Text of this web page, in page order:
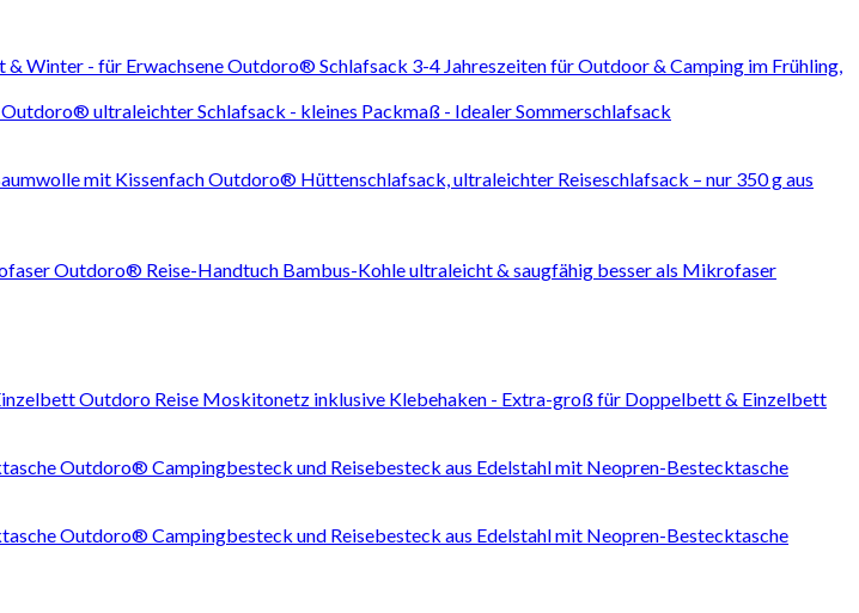
Outdoro® Schlafsack 3-4 Jahreszeiten für Outdoor & Camping im Frühling,
Outdoro® ultraleichter Schlafsack - kleines Packmaß - Idealer Sommerschlafsack
Outdoro® Hüttenschlafsack, ultraleichter Reiseschlafsack – nur 350 g aus
Outdoro® Reise-Handtuch Bambus-Kohle ultraleicht & saugfähig besser als Mikrofaser
Outdoro Reise Moskitonetz inklusive Klebehaken - Extra-groß für Doppelbett & Einzelbett
Outdoro® Campingbesteck und Reisebesteck aus Edelstahl mit Neopren-Bestecktasche
Outdoro® Campingbesteck und Reisebesteck aus Edelstahl mit Neopren-Bestecktasche